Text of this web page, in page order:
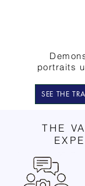
portraits
SEE THE
THE